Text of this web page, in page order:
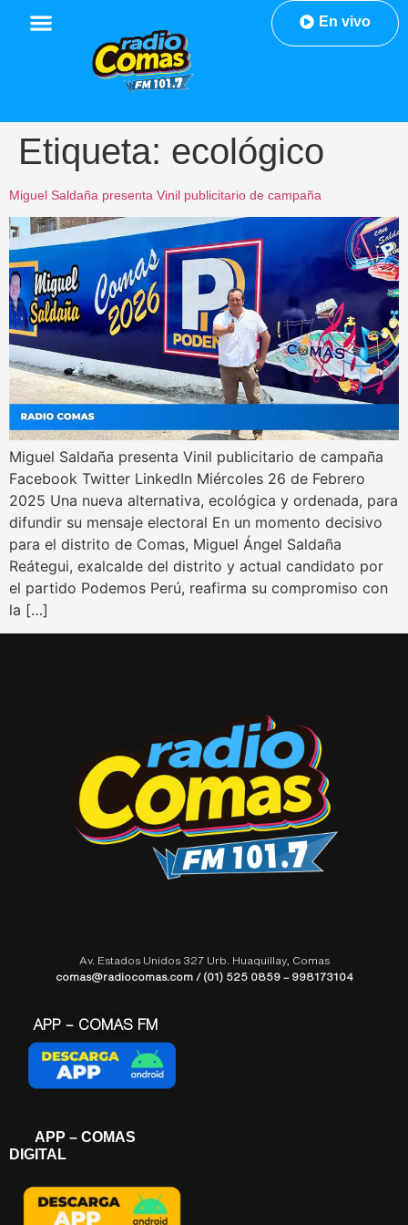
En vivo
Etiqueta: ecológico
Miguel Saldaña presenta Vinil publicitario de campaña
Miguel Saldaña presenta Vinil publicitario de campaña
Facebook Twitter LinkedIn Miércoles 26 de Febrero
2025 Una nueva alternativa, ecológica y ordenada, para
difundir su mensaje electoral En un momento decisivo
para el distrito de Comas, Miguel Ángel Saldaña
Reátegui, exalcalde del distrito y actual candidato por
el partido Podemos Perú, reafirma su compromiso con
la […]
Av. Estados Unidos 327 Urb. Huaquillay, Comas
comas@radiocomas.com / (01) 525 0859 – 998173104
APP – COMAS FM
APP – COMAS
DIGITAL